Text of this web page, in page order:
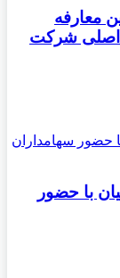
معارفه
اصلی شرکت
با حضور